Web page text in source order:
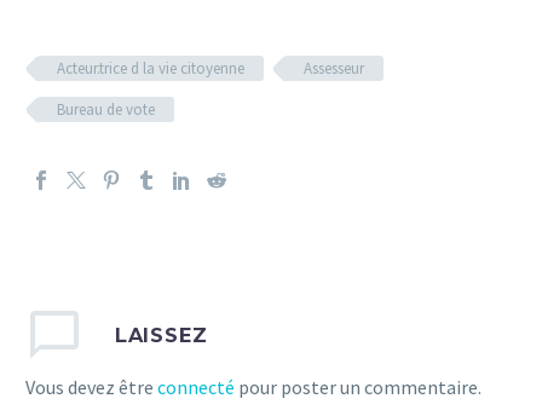
Acteur.trice d la vie citoyenne
Assesseur
Bureau de vote
LAISSEZ
Vous devez être connecté pour poster un commentaire.